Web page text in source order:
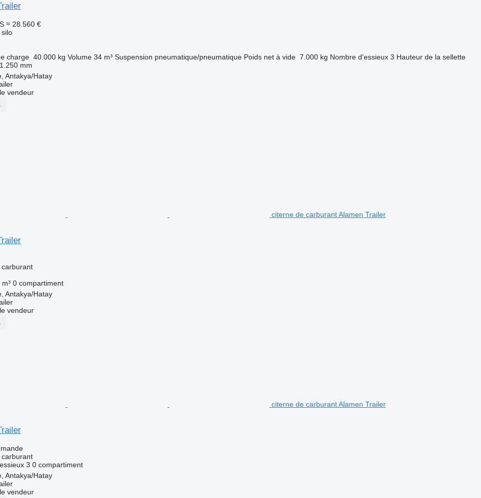
≈ 28.560 €
charge 40.000 kg Volume 34 m³ Suspension pneumatique/pneumatique Poids net à vide 7.000 kg Nombre d'essieux 3 Hauteur de la sellette
1.250 mm
Antakya/Hatay
vendeur
citerne de carburant Alamen Trailer
0 compartiment
Antakya/Hatay
vendeur
citerne de carburant Alamen Trailer
3 0 compartiment
Antakya/Hatay
vendeur